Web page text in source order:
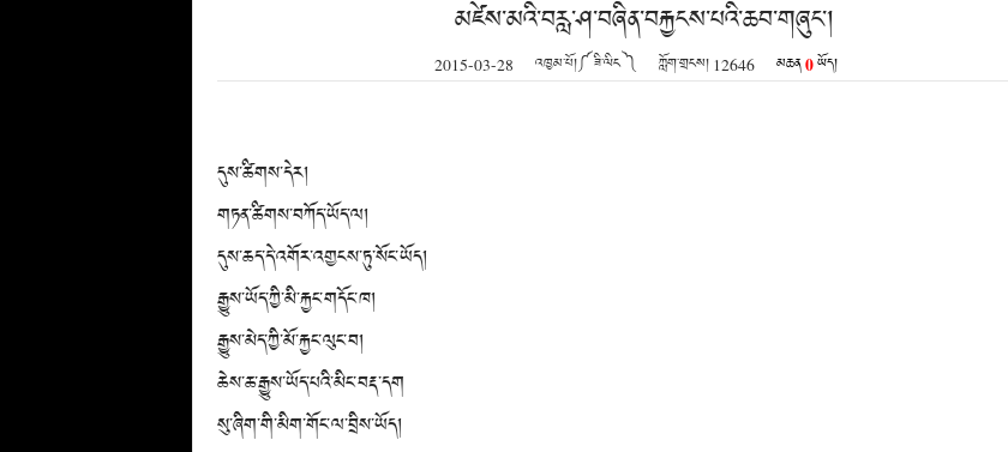
མཛེས་མའི་བརླ་ཤ་བཞིན་བརྐྱངས་པའི་ཆབ་གཞུང་།
2015-03-28 འཁྱམ་པོ།༼ ཟི་ལིང ༽ ཀློག་གྲངས། 12646 མཆན0ཡོད།
དུས་ཚིགས་དེར།
གཏན་ཚིགས་བཀོད་ཡོད་ལ།
དུས་ཆད་དེ་འགོར་འགྱངས་ཏུ་སོང་ཡོད།
རྒྱུས་ཡོད་ཀྱི་མི་རྐྱང་གདོང་ཁ།
རྒྱུས་མེད་ཀྱི་མོ་རྐྱང་ལུང་བ།
ཆེས་ཆ་རྒྱུས་ཡོད་པའི་མིང་བརྡ་དག
སུ་ཞིག་གི་མིག་གོང་ལ་བྲིས་ཡོད།